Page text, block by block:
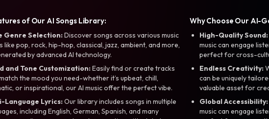
of Our AI Songs Library:
Genre Selection:Discover songs across various music
like pop, rock, hip-hop, classical, jazz, ambient, and more,
by advanced AI technology.
and Tone Customization:Easily find or create tracks
the mood you need-whether it’s upbeat, chill,
or inspirational, our AI music offer the perfect vibe.
Language Lyrics:Our library includes songs in multiple
including English, German, Spanish, and many
Why Choose Our AI-
High-Quality Sound:
music can engage
perfect for cross-
Endless Creativity:
can be uniquely
valuable asset for
Global Accessibility:
music can engage